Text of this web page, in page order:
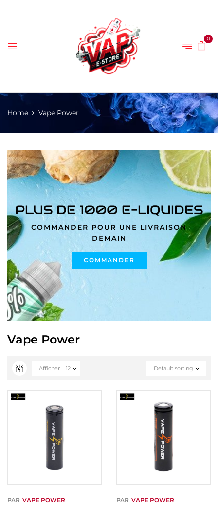
0
Home Vape Power
PLUS DE 1000 E-LIQUIDES
COMMANDER POUR UNE LIVRAISON
DEMAIN
COMMANDER
Vape Power
Default sorting
Afficher 12
PAR VAPE POWER PAR VAPE POWER